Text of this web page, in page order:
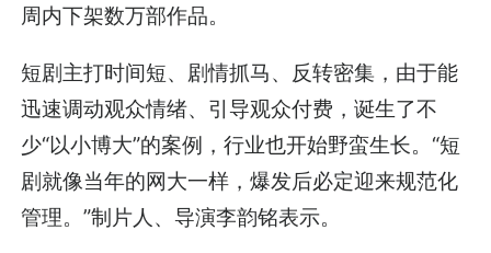
周内下架数万部作品。
短剧主打时间短、剧情抓马、反转密集，由于能
迅速调动观众情绪、引导观众付费，诞生了不
少“以小博大”的案例，行业也开始野蛮生长。“短
剧就像当年的网大一样，爆发后必定迎来规范化
管理。”制片人、导演李韵铭表示。